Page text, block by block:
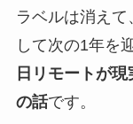
ラベルは消え
して次の1年を
日リモートが
の話です。